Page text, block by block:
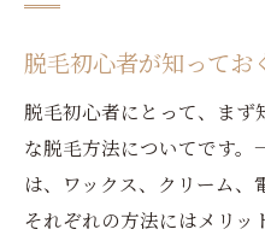
脱毛初心者が知ってお
脱毛初心者にとって、ま
な脱毛方法についてです。
は、ワックス、クリーム、
それぞれの方法にはメリッ